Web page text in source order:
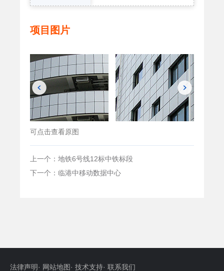
项目图片
可点击查看原图
上一个：地铁6号线12标中铁标段
下一个：临港中移动数据中心
法律声明· 网站地图· 技术支持· 联系我们